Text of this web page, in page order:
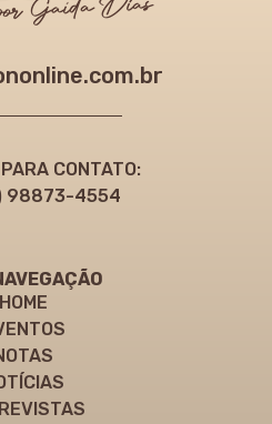
CONTATO:
98873-4554
HOME